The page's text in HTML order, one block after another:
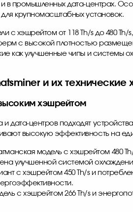
в промышленных дата-центрах.
для крупномасштабных установок.
с хэшрейтом от 118 Th/s до 480
с высокой плотностью
как улучшенные чипы и системы
и их технические
хэшрейтом
дата-центров подходят
высокую эффективность на
модель с хэшрейтом 480
улучшенной системой
с хэшрейтом 450 Th/s и
с хэшрейтом 266 Th/s и